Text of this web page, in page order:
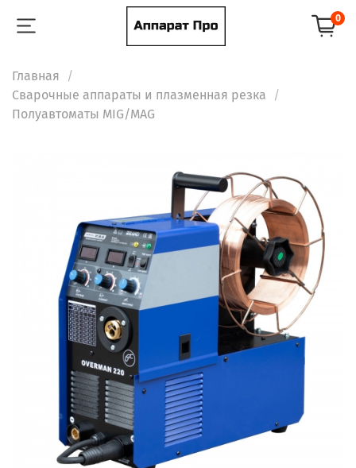
0
Главная
Сварочные аппараты и плазменная резка
Полуавтоматы MIG/MAG